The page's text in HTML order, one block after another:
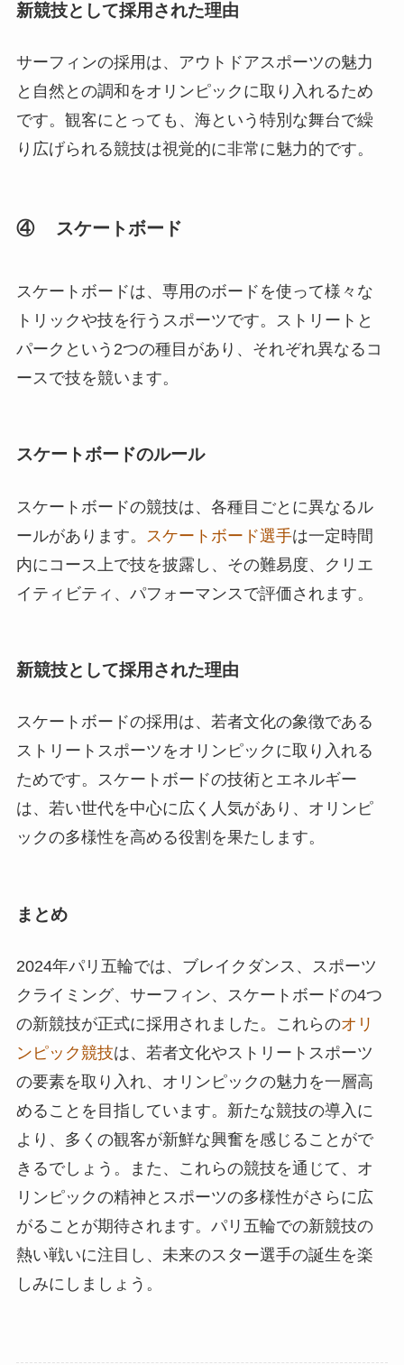
新競技として採用された理由
サーフィンの採用は、アウトドアスポーツの魅力
と自然との調和をオリンピックに取り入れるため
です。観客にとっても、海という特別な舞台で繰
り広げられる競技は視覚的に非常に魅力的です。
④ スケートボード
スケートボードは、専用のボードを使って様々な
トリックや技を行うスポーツです。ストリートと
パークという2つの種目があり、それぞれ異なるコ
ースで技を競います。
スケートボードのルール
スケートボードの競技は、各種目ごとに異なるル
ールがあります。
スケートボード選手は一定時間
内にコース上で技を披露し、その難易度、クリエ
イティビティ、パフォーマンスで評価されます。
新競技として採用された理由
スケートボードの採用は、若者文化の象徴である
ストリートスポーツをオリンピックに取り入れる
ためです。スケートボードの技術とエネルギー
は、若い世代を中心に広く人気があり、オリンピ
ックの多様性を高める役割を果たします。
まとめ
2024年パリ五輪では、ブレイクダンス、スポーツ
クライミング、サーフィン、スケートボードの4つ
の新競技が正式に採用されました。これらのオリ
ンピック競技は、若者文化やストリートスポーツ
の要素を取り入れ、オリンピックの魅力を一層高
めることを目指しています。新たな競技の導入に
より、多くの観客が新鮮な興奮を感じることがで
きるでしょう。また、これらの競技を通じて、オ
リンピックの精神とスポーツの多様性がさらに広
がることが期待されます。パリ五輪での新競技の
熱い戦いに注目し、未来のスター選手の誕生を楽
しみにしましょう。